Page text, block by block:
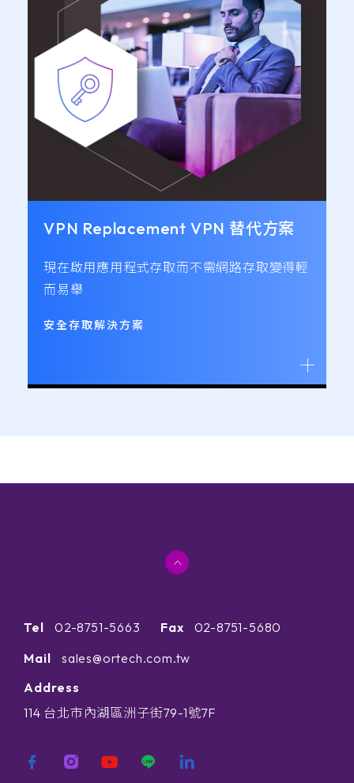
VPN Replacement VPN 替代方案
現在啟用應用程式存取而不需網路存取變得輕
而易舉
安全存取解決方案
Tel 02-8751-5663 Fax
02-8751-5680
Mail
sales@ortech.com.tw
Address
114 台北市內湖區洲子街79-1號7F